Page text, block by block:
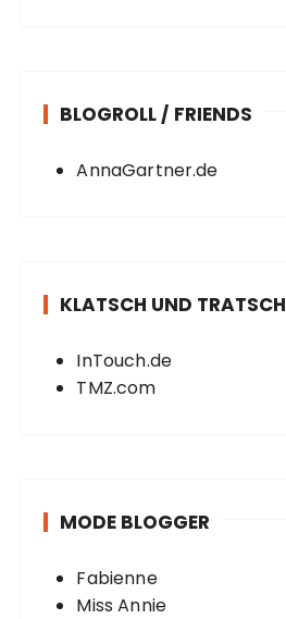
BLOGROLL / FRIENDS
AnnaGartner.de
KLATSCH UND TRATSCH
InTouch.de
TMZ.com
MODE BLOGGER
Fabienne
Miss Annie